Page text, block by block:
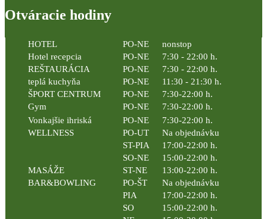
Otváracie hodiny
HOTEL PO-NE
nonstop
Hotel recepcia
PO-NE
7:30 - 22:00 h.
REŠTAURÁCIA
PO-NE
7:30 - 22:00 h.
teplá kuchyňa
PO-NE
11:30 - 21:30 h.
ŠPORT CENTRUM
PO-NE
7:30-22:00 h.
Gym
PO-NE
7:30-22:00 h.
Vonkajšie ihriská
PO-NE
7:30-22:00 h.
WELLNESS
PO-UT
Na objednávku
ST-PIA
17:00-22:00 h.
SO-NE
15:00-22:00 h.
MASÁŽE
ST-NE
13:00-22:00 h.
BAR&BOWLING
PO-ŠT
Na objednávku
PIA
17:00-22:00 h.
SO
15:00-22:00 h.